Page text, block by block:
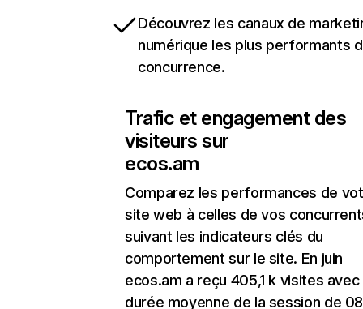
Découvrez les canaux de
numérique les plus performants
concurrence.
Trafic et engagement des
visiteurs sur
ecos.am
Comparez les performances de
site web à celles de vos
suivant les indicateurs clés du
comportement sur le site. En juin
ecos.am a reçu 405,1 k visites avec
durée moyenne de la session de